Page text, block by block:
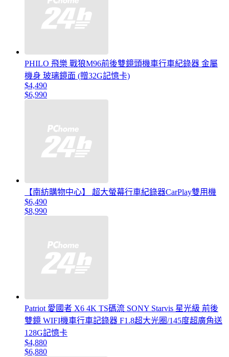
PHILO 飛樂 戰狼M96前後雙鏡頭機車行車紀錄器 金屬
機身 玻璃鏡面 (贈32G記憶卡)
$4,490
$6,990
【南紡購物中心】 超大螢幕行車紀錄器CarPlay雙用機
$6,490
$8,990
Patriot 愛國者 X6 4K TS碼流 SONY Starvis 星光級 前後
雙鏡 WIFI機車行車記錄器 F1.8超大光圈/145度超廣角送
128G記憶卡
$4,880
$6,880